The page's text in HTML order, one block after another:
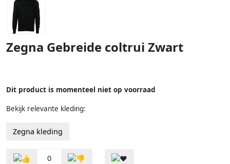
Zegna Gebreide coltrui Zwart
Dit product is momenteel niet op voorraad
Bekijk relevante kleding:
Zegna kleding
0